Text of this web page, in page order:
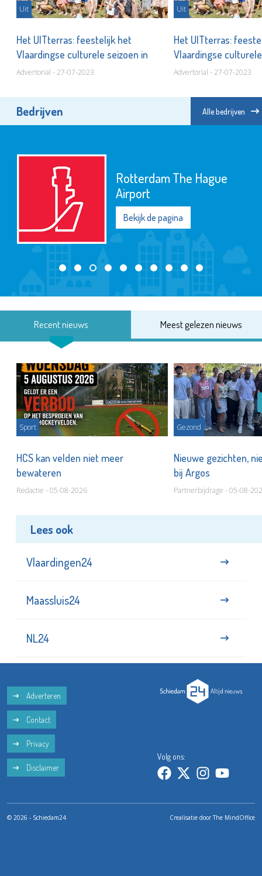
Uit
Het UITterras: feestelijk het
Vlaardingse culturele seizoen in
Advertorial - 27-07-2023
Uit
Het UITterras:
Vlaardingse
Advertorial - 27-07-2023
Bedrijven Alle bedrijven
Rotterdam The Hague
Airport
Bekijk de pagina
Recent nieuws Meest gelezen nieuws
Sport
HCS kan velden niet meer
bewateren
Redactie - 05-08-2026
Gezond
Nieuwe gezichten,
bij Argos
Partnerbijdrage - 05-08-
Lees ook
Vlaardingen24
Maassluis24
NL24
Adverteren
Contact
Privacy
Disclaimer
Volg ons:
© 2026 - Schiedam24 Crealisatie doorThe MindOffice